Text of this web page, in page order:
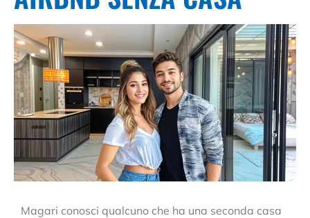
Magari conosci qualcuno che ha una seconda casa